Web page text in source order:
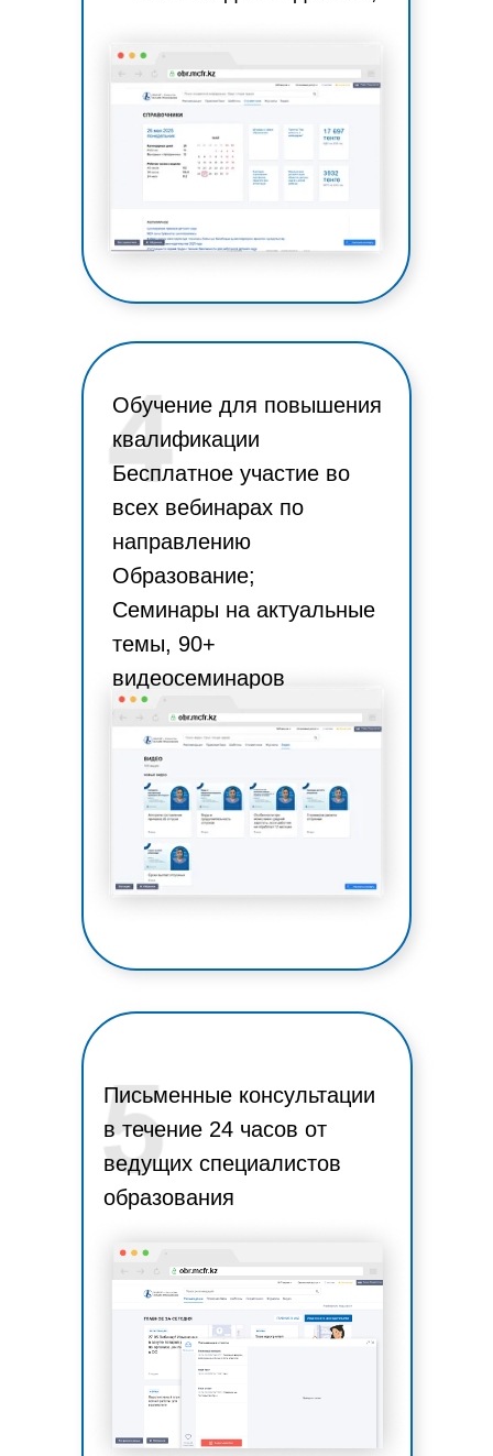
Письменные консультации
в течение 24 часов от
ведущих специалистов
образования
Обучение для повышения
квалификации
Бесплатное участие во
всех вебинарах по
направлению
Образование;
Семинары на актуальные
темы, 90+
видеосеминаров
ежемесячно.